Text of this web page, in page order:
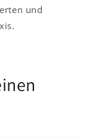
und